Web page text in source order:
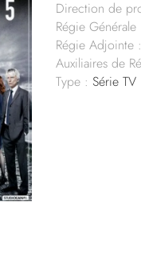
Direction de
Régie Générale
Régie Adjointe :
Auxiliaires de
Type : Série TV